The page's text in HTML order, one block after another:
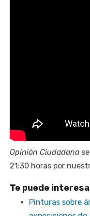
Opinión Ciudadana
21:30 horas por
Te puede
Pinturas sobre